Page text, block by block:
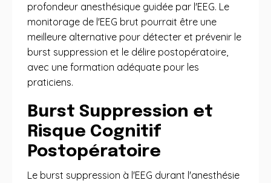
profondeur anesthésique guidée par l'EEG. Le
monitorage de l'EEG brut pourrait être une
meilleure alternative pour détecter et prévenir le
burst suppression et le délire postopératoire,
avec une formation adéquate pour les
praticiens.
Burst Suppression et
Risque Cognitif
Postopératoire
Le burst suppression à l'EEG durant l'anesthésie